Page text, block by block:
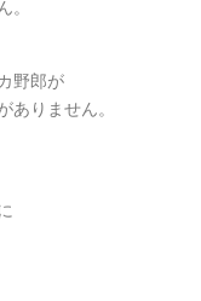
野郎が
ありません。